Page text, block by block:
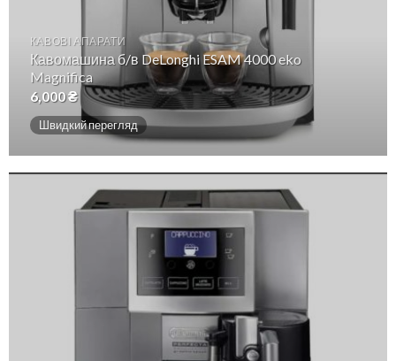
КАВОВІ АПАРАТИ
Кавомашина б/в DeLonghi ESAM 4000 eko
Magnifica
6,000₴
Швидкий перегляд